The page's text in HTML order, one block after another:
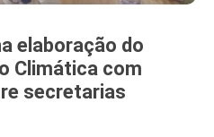
elaboração do
Climática com
secretarias